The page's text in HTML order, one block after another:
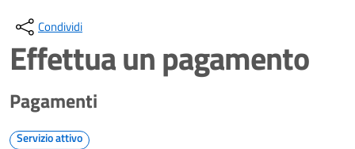
Condividi
Effettua un pagamento
Pagamenti
Servizio attivo